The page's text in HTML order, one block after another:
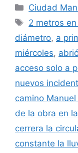
Categorías
Ciudad
Etiquetas
2 metros
diámetro, a
miércoles,
acceso solo a
nuevos
camino
de la obra en
cerrera la
constante la